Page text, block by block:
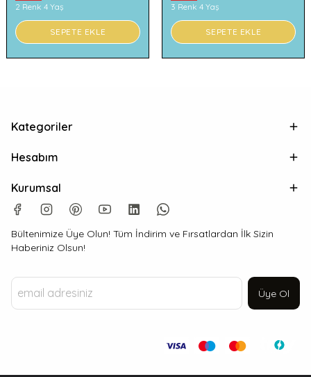
2 Renk 4 Yaş
SEPETE EKLE
3 Renk 4 Yaş
SEPETE EKLE
Kategoriler
Hesabım
Kurumsal
Bültenimize Üye Olun! Tüm İndirim ve Fırsatlardan İlk Sizin
Haberiniz Olsun!
Üye Ol